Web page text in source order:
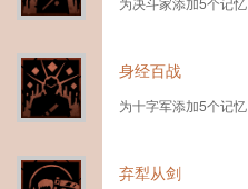
身经百战
为十字军添加5个记忆
弃犁从剑